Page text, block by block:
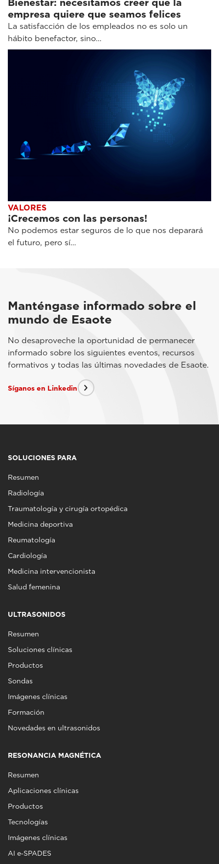
Bienestar: necesitamos creer que la
empresa quiere que seamos felices
La satisfacción de los empleados no es solo un
hábito benefactor, sino…
VALORES
¡Crecemos con las personas!
No podemos estar seguros de lo que nos deparará
el futuro, pero sí…
Manténgase informado sobre el
mundo de Esaote
No desaproveche la oportunidad de permanecer
informado sobre los siguientes eventos, recursos
formativos y todas las últimas novedades de Esaote.
Síganos en Linkedin
SOLUCIONES PARA
Resumen
Radiología
Traumatología y cirugía ortopédica
Medicina deportiva
Reumatología
Cardiología
Medicina intervencionista
Salud femenina
ULTRASONIDOS
Resumen
Soluciones clínicas
Productos
Sondas
Imágenes clínicas
Formación
Novedades en ultrasonidos
RESONANCIA MAGNÉTICA
Resumen
Aplicaciones clínicas
Productos
Tecnologías
Imágenes clínicas
AI e‑SPADES